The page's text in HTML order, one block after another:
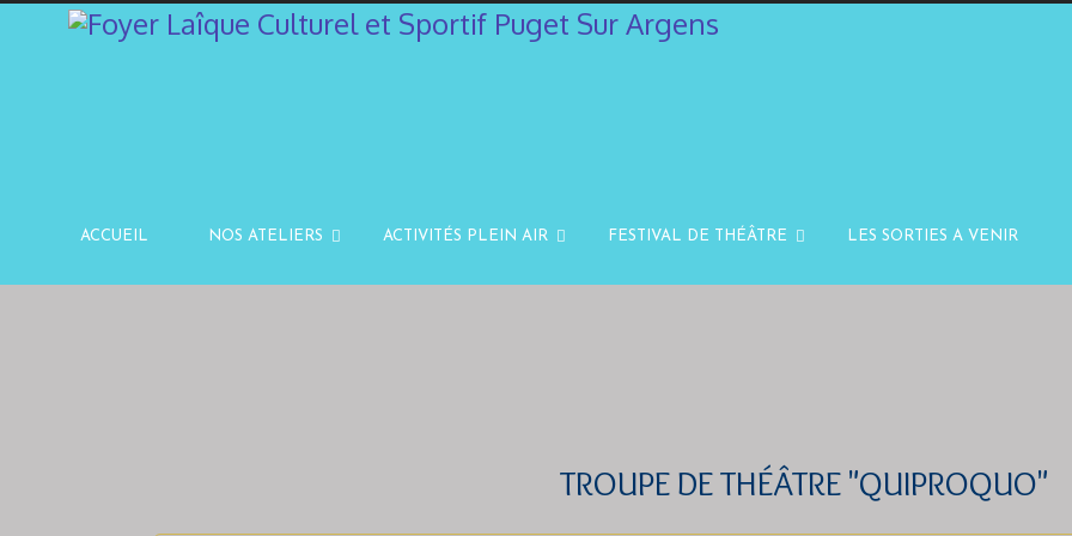
ACCUEIL NOS ATELIERS ACTIVITÉS PLEIN AIR FESTIVAL DE THÉÂTRE LES SORTIES A VENIR
TROUPE DE THÉÂTRE "QUIPROQUO"